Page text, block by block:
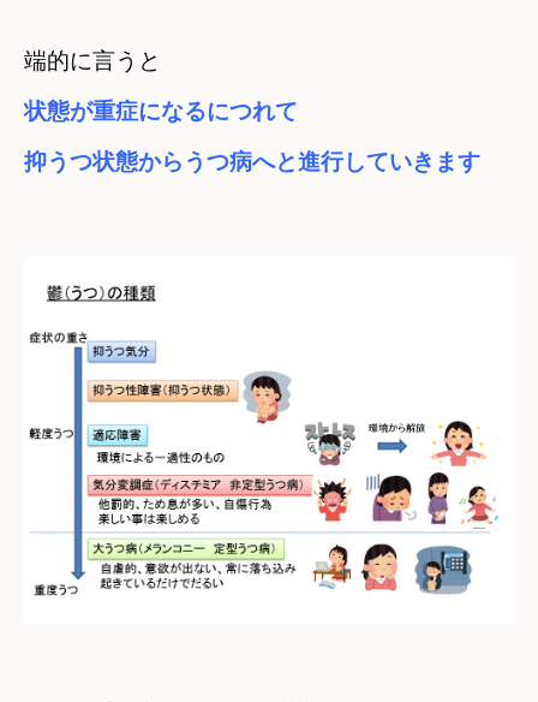
端的に言うと
状態が重症になるにつれて
抑うつ状態からうつ病へと進行していきます